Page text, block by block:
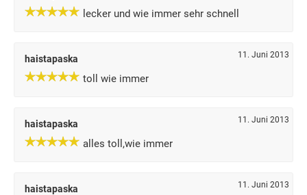
lecker und wie immer sehr schnell
haistapaska 11. Juni 2013
toll wie immer
haistapaska 11. Juni 2013
alles toll,wie immer
haistapaska 11. Juni 2013